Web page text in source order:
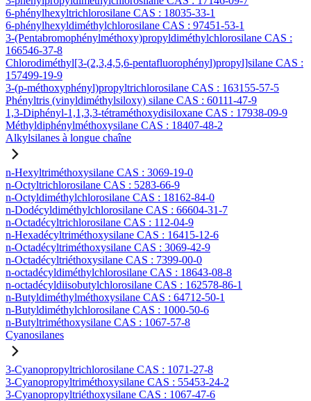
6-phénylhexyltrichlorosilane CAS : 18035-33-1
6-phénylhexyldiméthylchlorosilane CAS : 97451-53-1
3-(Pentabromophénylméthoxy)propyldiméthylchlorosilane CAS :
166546-37-8
Chlorodiméthyl[3-(2,3,4,5,6-pentafluorophényl)propyl]silane CAS :
157499-19-9
3-(p-méthoxyphényl)propyltrichlorosilane CAS : 163155-57-5
Phényltris (vinyldiméthylsiloxy) silane CAS : 60111-47-9
1,3-Diphényl-1,1,3,3-tétraméthoxydisiloxane CAS : 17938-09-9
Méthyldiphénylméthoxysilane CAS : 18407-48-2
Alkylsilanes à longue chaîne
n-Hexyltriméthoxysilane CAS : 3069-19-0
n-Octyltrichlorosilane CAS : 5283-66-9
n-Octyldiméthylchlorosilane CAS : 18162-84-0
n-Dodécyldiméthylchlorosilane CAS : 66604-31-7
n-Octadécyltrichlorosilane CAS : 112-04-9
n-Hexadécyltriméthoxysilane CAS : 16415-12-6
n-Octadécyltriméthoxysilane CAS : 3069-42-9
n-Octadécyltriéthoxysilane CAS : 7399-00-0
n-octadécyldiméthylchlorosilane CAS : 18643-08-8
n-octadécyldiisobutylchlorosilane CAS : 162578-86-1
n-Butyldiméthylméthoxysilane CAS : 64712-50-1
n-Butyldiméthylchlorosilane CAS : 1000-50-6
n-Butyltriméthoxysilane CAS : 1067-57-8
Cyanosilanes
3-Cyanopropyltrichlorosilane CAS : 1071-27-8
3-Cyanopropyltriméthoxysilane CAS : 55453-24-2
3-Cyanopropyltriéthoxysilane CAS : 1067-47-6